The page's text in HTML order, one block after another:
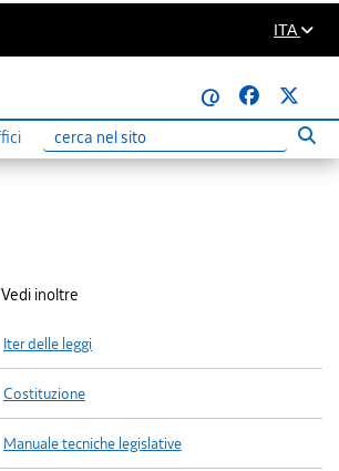
ITA
@
Ricerca
Vedi inoltre
Iter delle leggi
Costituzione
Manuale tecniche legislative